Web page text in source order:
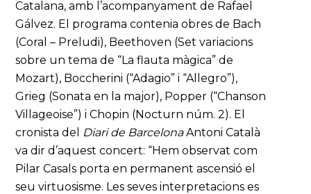
Catalana, amb l’acompanyament de Rafael
Gálvez. El programa contenia obres de Bach
(Coral – Preludi), Beethoven (Set variacions
sobre un tema de “La flauta màgica” de
Mozart), Boccherini (“Adagio” i “Allegro”),
Grieg (Sonata en la major), Popper (“Chanson
Villageoise”) i Chopin (Nocturn núm. 2). El
cronista del Diari de BarcelonaAntoni Català
va dir d’aquest concert: “Hem observat com
Pilar Casals porta en permanent ascensió el
seu virtuosisme. Les seves interpretacions es